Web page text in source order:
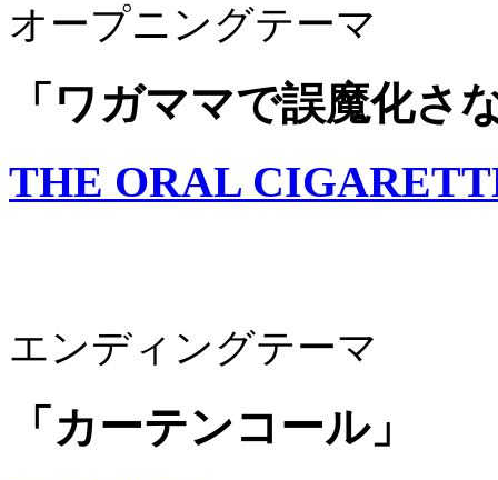
オープニングテーマ
「ワガママで誤魔化さ
THE ORAL
エンディングテーマ
「カーテンコール」